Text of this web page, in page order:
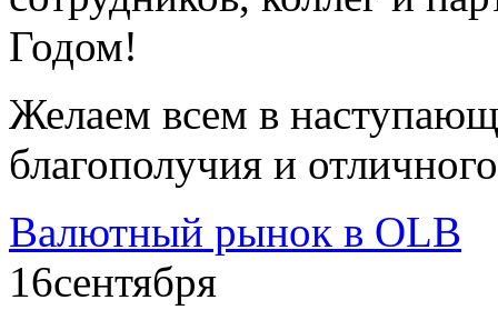
Годом!
Желаем всем в
благополучия и
Валютный рынок в OLB
16сентября